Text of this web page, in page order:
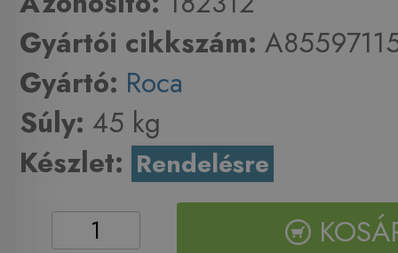
Gyártói cikkszám:
Gyártó: Roca
Súly: 45 kg
Készlet: Rendelésre